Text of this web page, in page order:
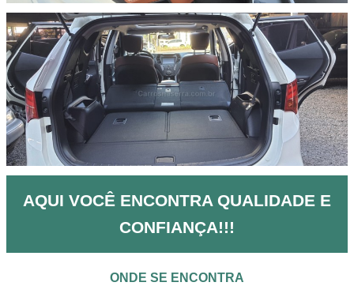
AQUI VOCÊ ENCONTRA QUALIDADE E
CONFIANÇA!!!
ONDE SE ENCONTRA